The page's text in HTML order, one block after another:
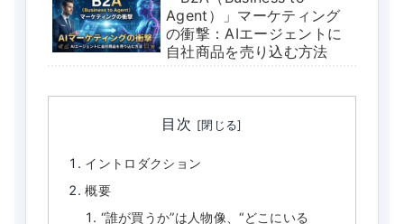
Agent）」マーケティング
の衝撃：AIエージェントに
自社商品を売り込む方法
目次
イントロダクション
概要
“誰が買うか”は人物像、“どこにいる